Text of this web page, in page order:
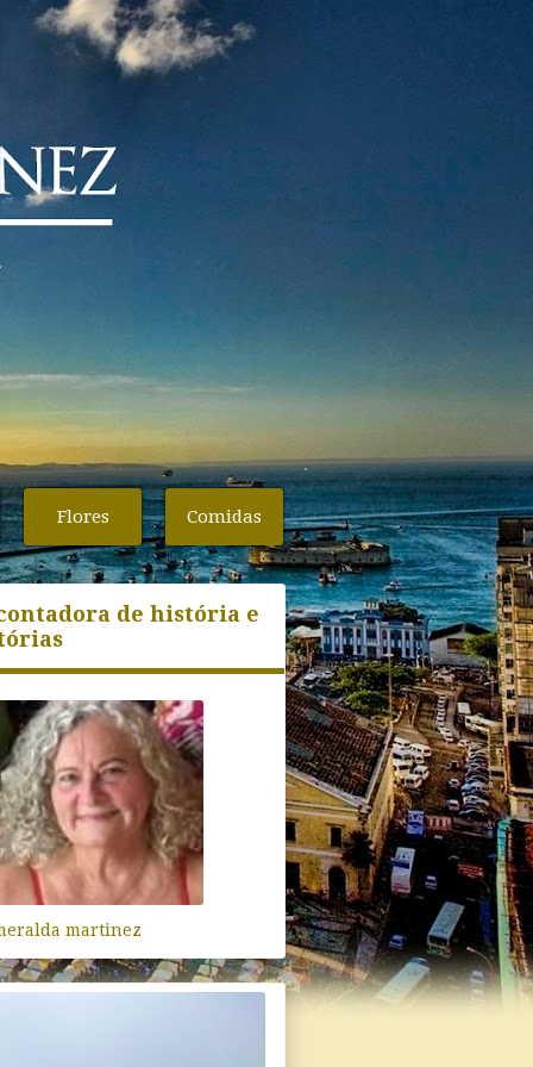
Flores Comidas
de história e
martinez